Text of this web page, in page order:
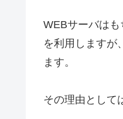
WEBサーバはも
を利用しますが
ます。
その理由として